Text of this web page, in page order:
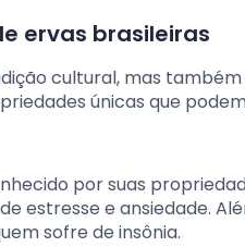
ervas brasileiras
cultural, mas
únicas que
por suas
estresse e ansiedade.
sofre de insônia.